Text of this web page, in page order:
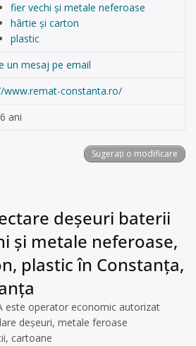
fier vechi și metale neferoase
hârtie și carton
plastic
un mesaj pe email
www.remat-constanta.ro/
ani
Sugerați o modificare
deșeuri baterii
și metale neferoase,
plastic în Constanța,
este operator economic autorizat
deșeuri, metale feroase
cartoane